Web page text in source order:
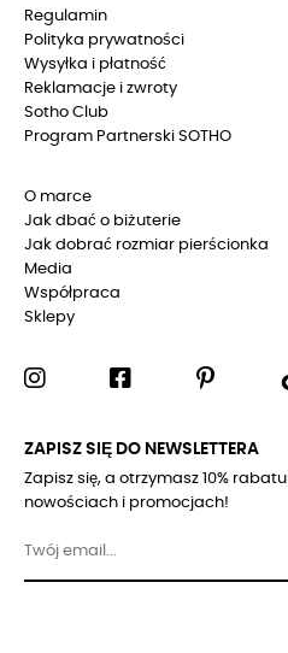
Regulamin
Polityka prywatności
Wysyłka i płatność
Reklamacje i zwroty
Sotho Club
Program Partnerski SOTHO
O marce
Jak dbać o biżuterie
Jak dobrać rozmiar pierścionka
Media
Współpraca
Sklepy
ZAPISZ SIĘ DO NEWSLETTERA
Zapisz się, a otrzymasz 10%
nowościach i promocjach!